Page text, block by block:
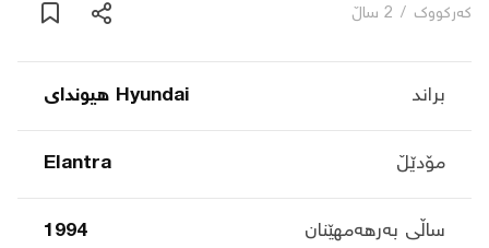
عربی
کەرکووک / 2 ساڵ
براند Hyundai هیوندای
مۆدێڵ Elantra
ساڵی بەرهەمهێنان 1994